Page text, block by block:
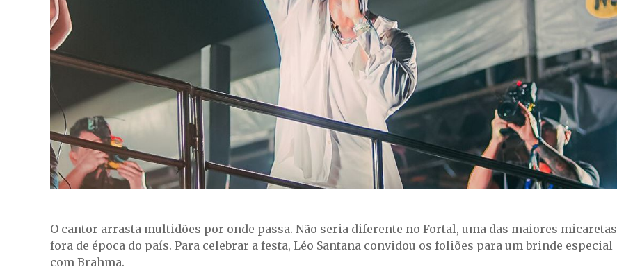
O cantor arrasta multidões por onde passa. Não seria diferente no Fortal, uma das maiores micaretas
fora de época do país. Para celebrar a festa, Léo Santana convidou os foliões para um brinde especial
com Brahma.